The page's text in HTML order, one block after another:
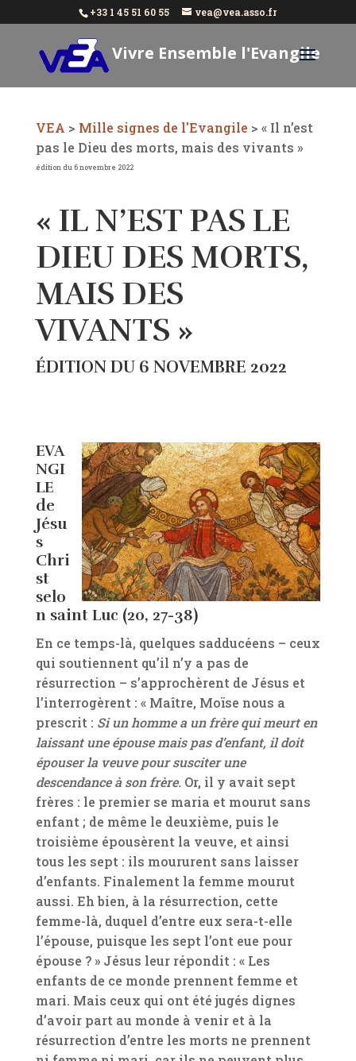
+33 1 45 51 60 55 vea@vea.asso.fr
Vivre Ensemble l'Evangile
VEA > Mille signes de l'Evangile > « Il n’est
pas le Dieu des morts, mais des vivants »
édition du 6 novembre 2022
« IL N’EST PAS LE
DIEU DES MORTS,
MAIS DES
VIVANTS »
ÉDITION DU 6 NOVEMBRE 2022
EVA
NGI
LE
de
Jésu
s
Chri
st
selo
n saint Luc (20, 27-38)
En ce temps-là, quelques sadducéens – ceux
qui soutiennent qu’il n’y a pas de
résurrection – s’approchèrent de Jésus et
l’interrogèrent : « Maître, Moïse nous a
prescrit : Si un homme a un frère qui meurt en
laissant une épouse mais pas d’enfant, il doit
épouser la veuve pour susciter une
descendance à son frère. Or, il y avait sept
frères : le premier se maria et mourut sans
enfant ; de même le deuxième, puis le
troisième épousèrent la veuve, et ainsi
tous les sept : ils moururent sans laisser
d’enfants. Finalement la femme mourut
aussi. Eh bien, à la résurrection, cette
femme-là, duquel d’entre eux sera-t-elle
l’épouse, puisque les sept l’ont eue pour
épouse ? » Jésus leur répondit : « Les
enfants de ce monde prennent femme et
mari. Mais ceux qui ont été jugés dignes
d’avoir part au monde à venir et à la
résurrection d’entre les morts ne prennent